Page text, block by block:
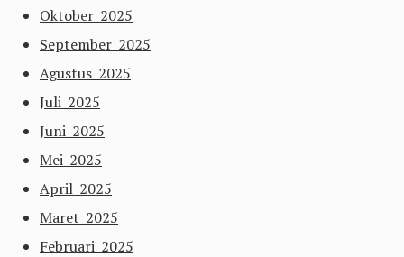
Oktober 2025
September 2025
Agustus 2025
Juli 2025
Juni 2025
Mei 2025
April 2025
Maret 2025
Februari 2025